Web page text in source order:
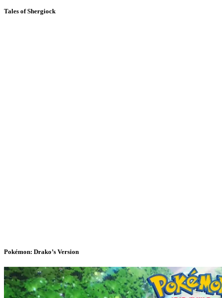
Tales of Shergiock
Pokémon: Drako’s Version